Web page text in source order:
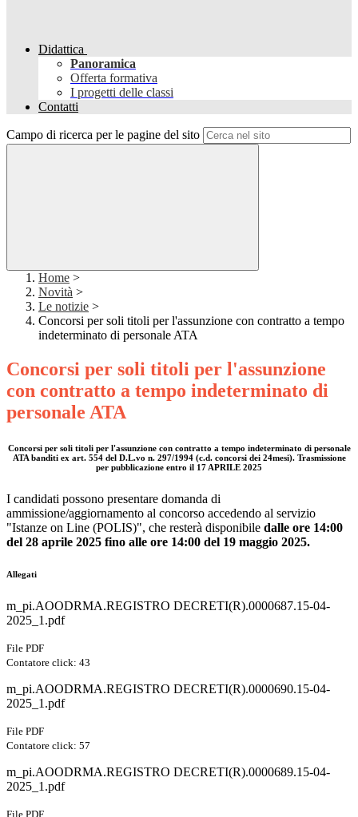
Didattica
Panoramica
Offerta formativa
I progetti delle classi
Contatti
Campo di ricerca per le pagine del sito
Home >
Novità >
Le notizie >
Concorsi per soli titoli per l'assunzione con contratto a tempo
indeterminato di personale ATA
Concorsi per soli titoli per l'assunzione
con contratto a tempo indeterminato di
personale ATA
Concorsi per soli titoli per l'assunzione con contratto a tempo indeterminato di personale
ATA banditi ex art. 554 del D.L.vo n. 297/1994 (c.d. concorsi dei 24mesi). Trasmissione
per pubblicazione entro il 17 APRILE 2025
I candidati possono presentare domanda di
ammissione/aggiornamento al concorso accedendo al servizio
"Istanze on Line (POLIS)", che resterà disponibile dalle ore 14:00
del 28 aprile 2025 fino alle ore 14:00 del 19 maggio 2025.
Allegati
m_pi.AOODRMA.REGISTRO DECRETI(R).0000687.15-04-
2025_1.pdf
File PDF
Contatore click: 43
m_pi.AOODRMA.REGISTRO DECRETI(R).0000690.15-04-
2025_1.pdf
File PDF
Contatore click: 57
m_pi.AOODRMA.REGISTRO DECRETI(R).0000689.15-04-
2025_1.pdf
File PDF